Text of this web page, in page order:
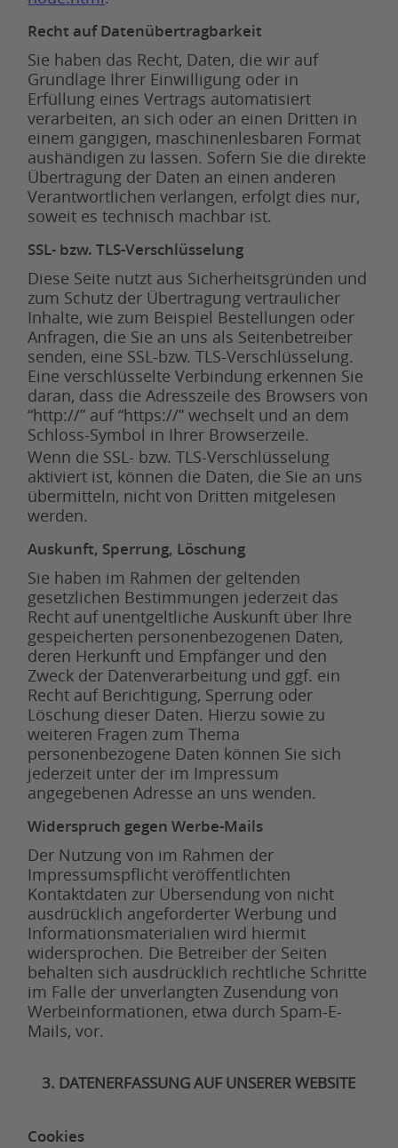
Recht auf Datenübertragbarkeit
Sie haben das Recht, Daten, die wir auf
Grundlage Ihrer Einwilligung oder in
Erfüllung eines Vertrags automatisiert
verarbeiten, an sich oder an einen Dritten in
einem gängigen, maschinenlesbaren Format
aushändigen zu lassen. Sofern Sie die direkte
Übertragung der Daten an einen anderen
Verantwortlichen verlangen, erfolgt dies nur,
soweit es technisch machbar ist.
SSL- bzw. TLS-Verschlüsselung
Diese Seite nutzt aus Sicherheitsgründen und
zum Schutz der Übertragung vertraulicher
Inhalte, wie zum Beispiel Bestellungen oder
Anfragen, die Sie an uns als Seitenbetreiber
senden, eine SSL-bzw. TLS-Verschlüsselung.
Eine verschlüsselte Verbindung erkennen Sie
daran, dass die Adresszeile des Browsers von
“http://” auf “https://” wechselt und an dem
Schloss-Symbol in Ihrer Browserzeile.
Wenn die SSL- bzw. TLS-Verschlüsselung
aktiviert ist, können die Daten, die Sie an uns
übermitteln, nicht von Dritten mitgelesen
werden.
Auskunft, Sperrung, Löschung
Sie haben im Rahmen der geltenden
gesetzlichen Bestimmungen jederzeit das
Recht auf unentgeltliche Auskunft über Ihre
gespeicherten personenbezogenen Daten,
deren Herkunft und Empfänger und den
Zweck der Datenverarbeitung und ggf. ein
Recht auf Berichtigung, Sperrung oder
Löschung dieser Daten. Hierzu sowie zu
weiteren Fragen zum Thema
personenbezogene Daten können Sie sich
jederzeit unter der im Impressum
angegebenen Adresse an uns wenden.
Widerspruch gegen Werbe-Mails
Der Nutzung von im Rahmen der
Impressumspflicht veröffentlichten
Kontaktdaten zur Übersendung von nicht
ausdrücklich angeforderter Werbung und
Informationsmaterialien wird hiermit
widersprochen. Die Betreiber der Seiten
behalten sich ausdrücklich rechtliche Schritte
im Falle der unverlangten Zusendung von
Werbeinformationen, etwa durch Spam-E-
Mails, vor.
3. DATENERFASSUNG AUF UNSERER WEBSITE
Cookies